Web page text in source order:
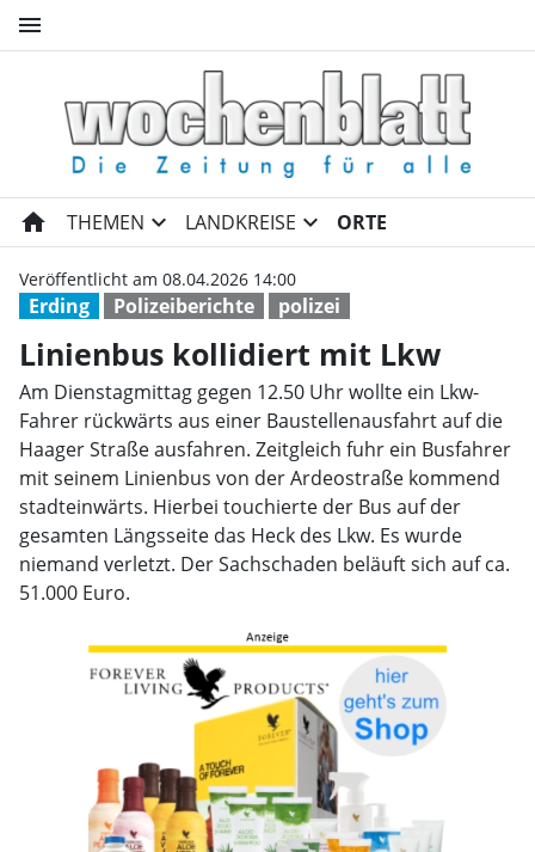
menu
Linienbus kollidiert mit Lkw |
home THEMEN expand_more LANDKREISE expand_more ORTE
Erding Polizeiberichte polizei
Veröffentlicht am 08.04.2026 14:00
Linienbus kollidiert mit Lkw
Am Dienstagmittag gegen 12.50 Uhr wollte ein Lkw-
Fahrer rückwärts aus einer Baustellenausfahrt auf die
Haager Straße ausfahren. Zeitgleich fuhr ein Busfahrer
mit seinem Linienbus von der Ardeostraße kommend
stadteinwärts. Hierbei touchierte der Bus auf der
gesamten Längsseite das Heck des Lkw. Es wurde
niemand verletzt. Der Sachschaden beläuft sich auf ca.
51.000 Euro.